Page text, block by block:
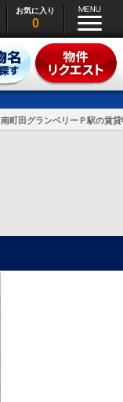
お気に入り
0
南町田グランベリーＰ駅の賃